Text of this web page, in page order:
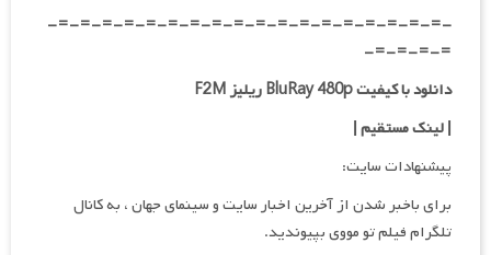
-=-=-=-=-=-=-=-=-=-=-=-=-=-=-=-=-=-=-
=-=-=-=-
دانلود با کیفیت BluRay 480p ریلیز F2M
| لینک مستقیم|
پیشنهادات سایت:
برای باخبر شدن از آخرین اخبار سایت و سینمای جهان ، به کانال
تلگرام فیلم تو مووی بپیوندید.